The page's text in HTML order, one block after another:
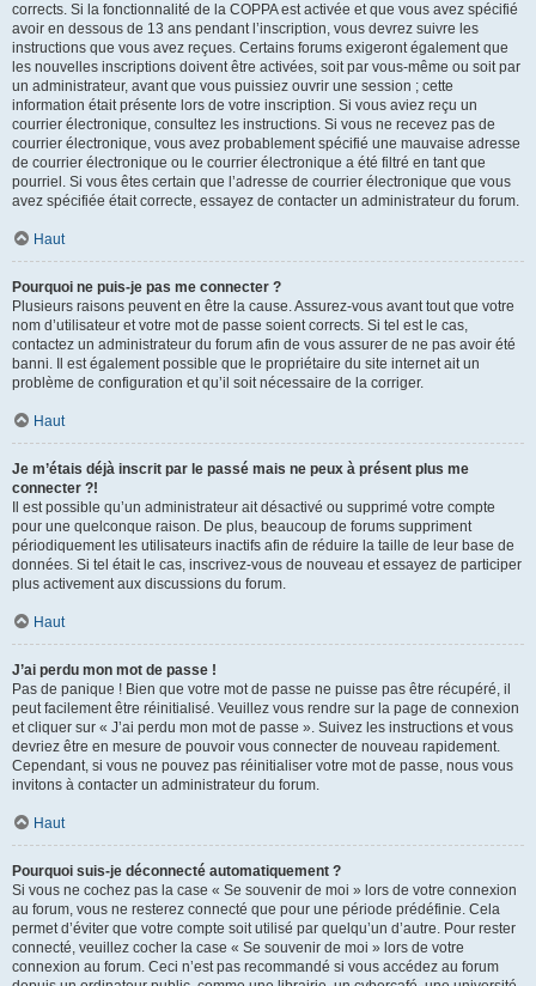
corrects. Si la fonctionnalité de la COPPA est activée et que vous avez spécifié
avoir en dessous de 13 ans pendant l’inscription, vous devrez suivre les
instructions que vous avez reçues. Certains forums exigeront également que
les nouvelles inscriptions doivent être activées, soit par vous-même ou soit par
un administrateur, avant que vous puissiez ouvrir une session ; cette
information était présente lors de votre inscription. Si vous aviez reçu un
courrier électronique, consultez les instructions. Si vous ne recevez pas de
courrier électronique, vous avez probablement spécifié une mauvaise adresse
de courrier électronique ou le courrier électronique a été filtré en tant que
pourriel. Si vous êtes certain que l’adresse de courrier électronique que vous
avez spécifiée était correcte, essayez de contacter un administrateur du forum.
Haut
Pourquoi ne puis-je pas me connecter ?
Plusieurs raisons peuvent en être la cause. Assurez-vous avant tout que votre
nom d’utilisateur et votre mot de passe soient corrects. Si tel est le cas,
contactez un administrateur du forum afin de vous assurer de ne pas avoir été
banni. Il est également possible que le propriétaire du site internet ait un
problème de configuration et qu’il soit nécessaire de la corriger.
Haut
Je m’étais déjà inscrit par le passé mais ne peux à présent plus me
connecter ?!
Il est possible qu’un administrateur ait désactivé ou supprimé votre compte
pour une quelconque raison. De plus, beaucoup de forums suppriment
périodiquement les utilisateurs inactifs afin de réduire la taille de leur base de
données. Si tel était le cas, inscrivez-vous de nouveau et essayez de participer
plus activement aux discussions du forum.
Haut
J’ai perdu mon mot de passe !
Pas de panique ! Bien que votre mot de passe ne puisse pas être récupéré, il
peut facilement être réinitialisé. Veuillez vous rendre sur la page de connexion
et cliquer sur « J’ai perdu mon mot de passe ». Suivez les instructions et vous
devriez être en mesure de pouvoir vous connecter de nouveau rapidement.
Cependant, si vous ne pouvez pas réinitialiser votre mot de passe, nous vous
invitons à contacter un administrateur du forum.
Haut
Pourquoi suis-je déconnecté automatiquement ?
Si vous ne cochez pas la case « Se souvenir de moi » lors de votre connexion
au forum, vous ne resterez connecté que pour une période prédéfinie. Cela
permet d’éviter que votre compte soit utilisé par quelqu’un d’autre. Pour rester
connecté, veuillez cocher la case « Se souvenir de moi » lors de votre
connexion au forum. Ceci n’est pas recommandé si vous accédez au forum